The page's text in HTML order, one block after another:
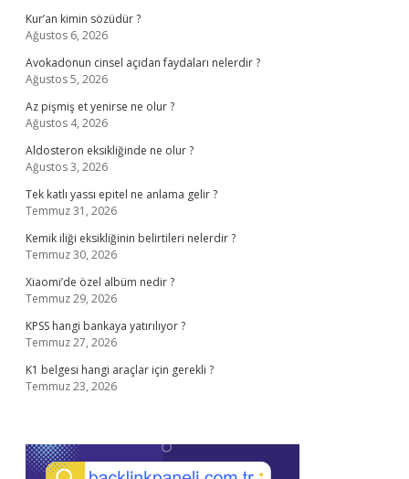
Kur’an kimin sözüdür ?
Ağustos 6, 2026
Avokadonun cinsel açıdan faydaları nelerdir ?
Ağustos 5, 2026
Az pişmiş et yenirse ne olur ?
Ağustos 4, 2026
Aldosteron eksikliğinde ne olur ?
Ağustos 3, 2026
Tek katlı yassı epitel ne anlama gelir ?
Temmuz 31, 2026
Kemik iliği eksikliğinin belirtileri nelerdir ?
Temmuz 30, 2026
Xiaomi’de özel albüm nedir ?
Temmuz 29, 2026
KPSS hangi bankaya yatırılıyor ?
Temmuz 27, 2026
K1 belgesi hangi araçlar için gerekli ?
Temmuz 23, 2026